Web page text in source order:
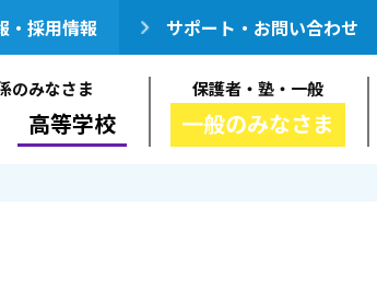
・採用情報 サポート・お問い合わせ
のみなさま
高等学校
保護者・塾・一般
一般のみなさま